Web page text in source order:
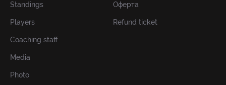
Standings
Players
Coaching staff
Media
Photo
Оферта
Refund ticket